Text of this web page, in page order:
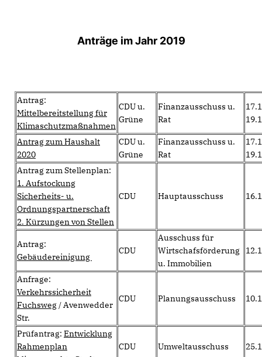
Anträge im Jahr 2019
Antrag:
Mittelbereitstellung für
Klimaschutzmaßnahmen
CDU u.
Grüne
Finanzausschuss u.
Rat
Antrag zum Haushalt
2020
CDU u.
Grüne
Finanzausschuss u.
Rat
Antrag zum Stellenplan:
1. Aufstockung
Sicherheits- u.
Ordnungspartnerschaft
2. Kürzungen von Stellen
CDU Hauptausschuss
Antrag:
Gebäudereinigung
CDU
Ausschuss für
Wirtschafsförderung
u. Immobilien
Anfrage:
Verkehrssicherheit
Fuchsweg/ Avenwedder
Str.
CDU Planungsausschuss
Prüfantrag: Entwicklung
Rahmenplan
CDU Umweltausschuss